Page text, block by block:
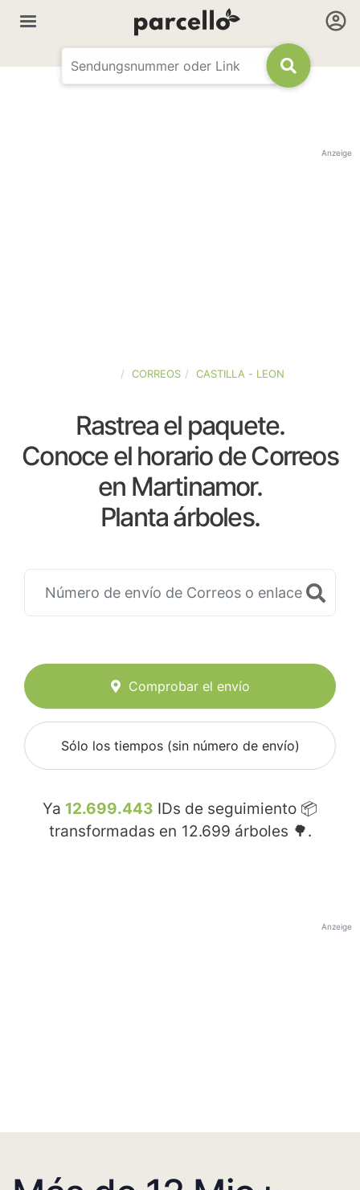
Anzeige
CORREOS CASTILLA - LEON
Rastrea el paquete.
Conoce el horario de Correos
en Martinamor.
Planta árboles.
Comprobar el envío
Sólo los tiempos (sin número de envío)
Ya 12.699.443 IDs de seguimiento 📦
transformadas en 12.699 árboles 🌳.
Anzeige